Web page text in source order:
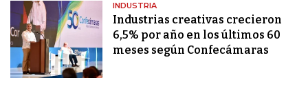
INDUSTRIA
Industrias creativas crecieron
6,5% por año en los últimos 60
meses según Confecámaras